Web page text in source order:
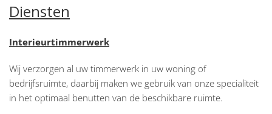
Diensten
Interieurtimmerwerk
Wij verzorgen al uw timmerwerk in uw woning of
bedrijfsruimte, daarbij maken we gebruik van onze specialiteit
in het optimaal benutten van de beschikbare ruimte.